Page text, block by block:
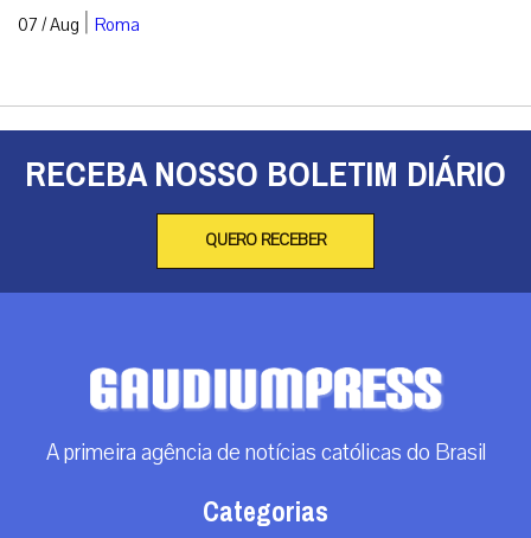
07 / Aug | Roma
RECEBA NOSSO BOLETIM DIÁRIO
QUERO RECEBER
A primeira agência de notícias católicas do Brasil
Categorias